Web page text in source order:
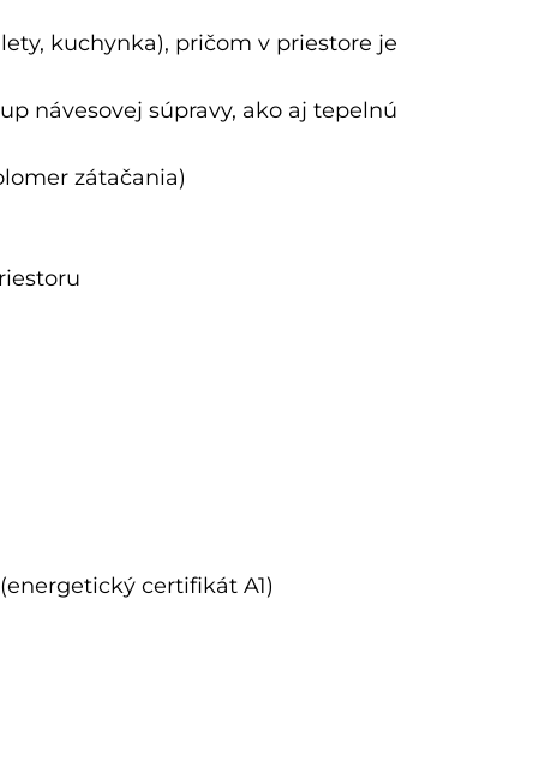
kuchynka), pričom v priestore je
návesovej súpravy, ako aj tepelnú
zátačania)
certifikát A1)